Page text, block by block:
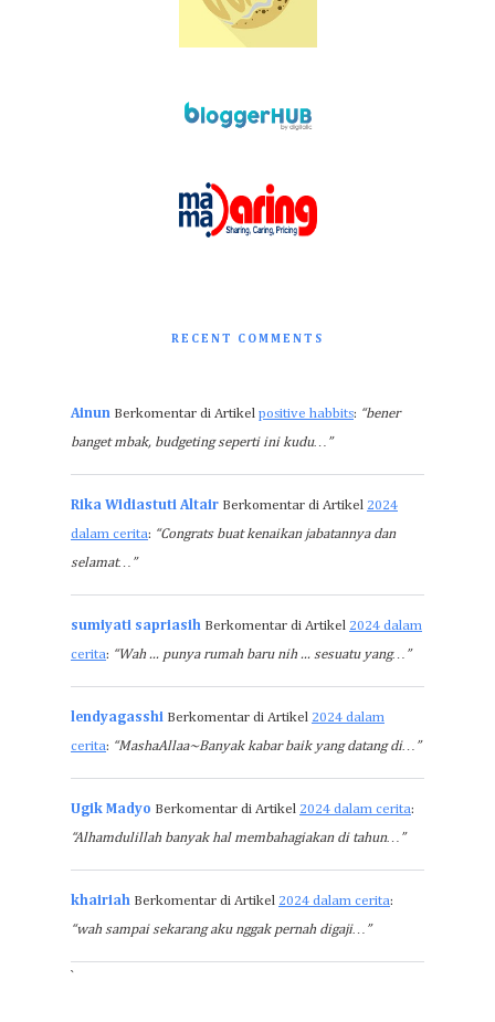
RECENT COMMENTS
Ainun Berkomentar di Artikel positive habbits: “bener
banget mbak, budgeting seperti ini kudu…”
Rika Widiastuti Altair Berkomentar di Artikel 2024
dalam cerita: “Congrats buat kenaikan jabatannya dan
selamat…”
sumiyati sapriasih Berkomentar di Artikel 2024 dalam
cerita: “Wah ... punya rumah baru nih ... sesuatu yang…”
lendyagasshi Berkomentar di Artikel 2024 dalam
cerita: “MashaAllaa~Banyak kabar baik yang datang di…”
Ugik Madyo Berkomentar di Artikel 2024 dalam cerita:
“Alhamdulillah banyak hal membahagiakan di tahun…”
khairiah Berkomentar di Artikel 2024 dalam cerita:
“wah sampai sekarang aku nggak pernah digaji…”
`